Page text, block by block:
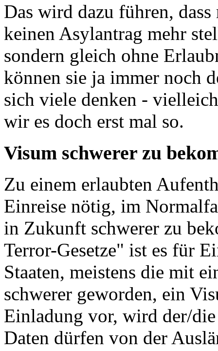
Das wird dazu führen,
keinen Asylantrag mehr
sondern gleich ohne
können sie ja immer noch
sich viele denken -
wir es doch erst mal so.
Visum schwerer zu
Zu einem erlaubten
Einreise nötig, im
in Zukunft schwerer zu
Terror-Gesetze" ist es für
Staaten, meistens die mit
schwerer geworden, ein
Einladung vor, wird der/
Daten dürfen von der